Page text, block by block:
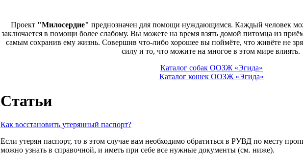
Проект "Милосердие" преднозначен для помощи нуждающимся. Каждый человек
заключается в помощи более слабому. Вы можете на время взять домой питомца из
самым сохранив ему жизнь. Совершив что-либо хорошее вы поймёте, что живёте не
силу и то, что можите на многое в этом мире влиять.
Каталог собак ООЗЖ «Эгида»
Каталог кошек ООЗЖ «Эгида»
Статьи
Как восстановить утерянный паспорт?
Если утерян паспорт, то в этом случае вам необходимо обратиться в РУВД по месту
можно узнать в справочной, и иметь при себе все нужные документы (см. ниже).